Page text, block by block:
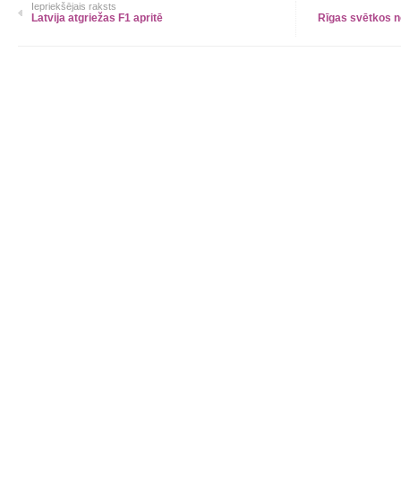
Iepriekšējais raksts
Latvija atgriežas F1 apritē Rīgas svētkos